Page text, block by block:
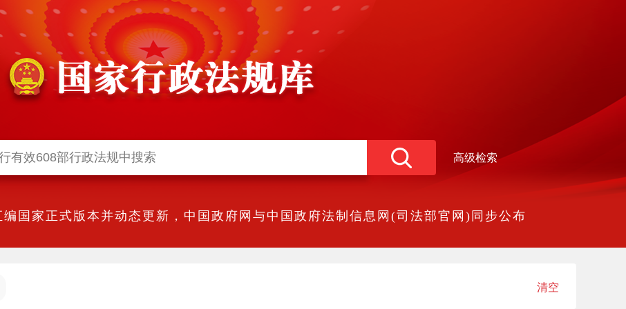
高级检索
国家正式版本并动态更新，中国政府网与中国政府法制信息网(司法部官网)同步公布
清空